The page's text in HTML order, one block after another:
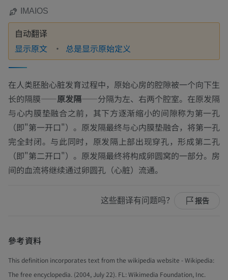
IMAIOS
自动翻译
显示原文 总是显示原始定义
在人类胚胎心脏发育过程中，原始心房的腔隙被一个向下生
长的隔膜——原发隔——分隔为左、右两个腔室。在原发隔
与心内膜垫融合之前，其下方逐渐缩小的间隙称为第一孔
（即"第一开口"）。原发隔最终与心内膜垫融合，将第一孔
完全封闭。与此同时，原发隔上部出现穿孔，形成第二孔
（即"第二开口"）。原发隔最终将构成卵圆窝的一部分。房
间的血流将继续通过卵圆孔（心脏）流通。
这些翻译有问题吗？ 报告
參考資料
This definition incorporates text from the wikipedia website - Wikipedia:
The free encyclopedia. (2004, July 22). FL: Wikimedia Foundation, Inc.